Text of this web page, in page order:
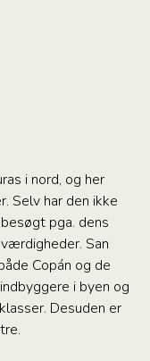
i nord, og her
Selv har den ikke
pga. dens
San
Copán og de
i byen og
Desuden er